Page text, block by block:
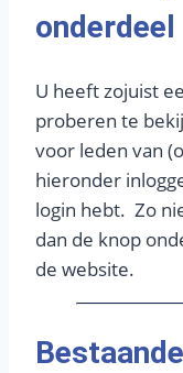
onderdeel​
U heeft zojuist
proberen te
voor leden van
hieronder
login hebt. Zo
dan de knop
de website.